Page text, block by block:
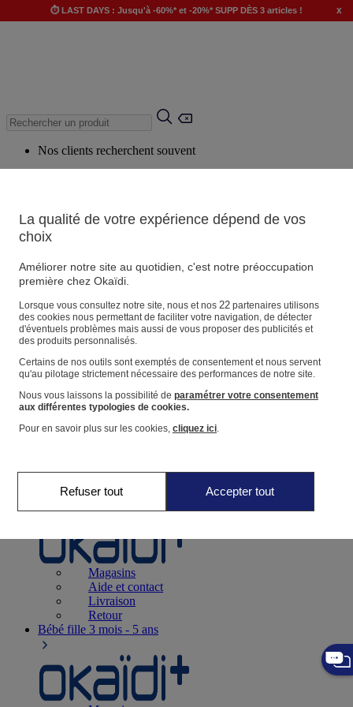
⏱️ LAST DAYS : Jusqu'à -60%* et -20%* SUPP DÈS 3 articles ! x
Nos clients recherchent souvent
Produits suggérés
Voir tous les produits
Magasin
Vos informations personnelles
Suivre une commande
Panier
Favoris
Naissance0-12 mois
Magasins
Aide et contact
Livraison
Retour
Bébé fille 3 mois - 5 ans
La qualité de votre expérience dépend de vos
choix
Améliorer notre site au quotidien, c'est notre préoccupation
première chez Okaïdi.
Lorsque vous consultez notre site, nous et nos 22partenaires utilisons
des cookies nous permettant de faciliter votre navigation, de détecter
d'éventuels problèmes mais aussi de vous proposer des publicités et
des produits personnalisés.
Certains de nos outils sont exemptés de consentement et nous servent
qu'au pilotage strictement nécessaire des performances de notre site.
Nous vous laissons la possibilité de paramétrer votre consentement
aux différentes typologies de cookies.
Pour en savoir plus sur les cookies, cliquez ici.
Refuser tout Accepter tout